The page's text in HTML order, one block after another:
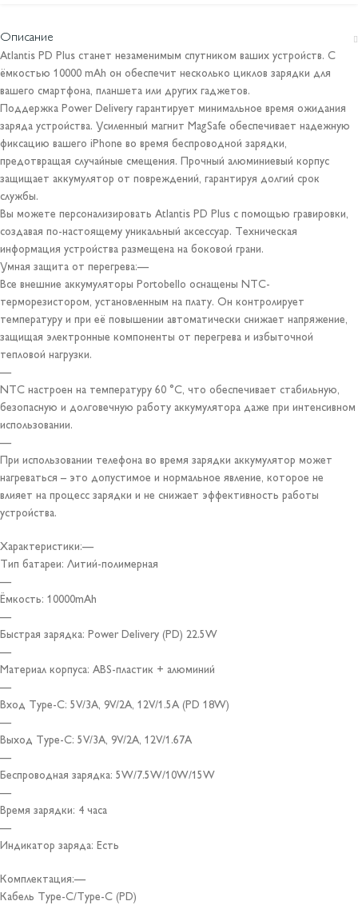
Описание
Atlantis PD Plus станет незаменимым спутником ваших устройств. С
ёмкостью 10000 mAh он обеспечит несколько циклов зарядки для
вашего смартфона, планшета или других гаджетов.
Поддержка Power Delivery гарантирует минимальное время ожидания
заряда устройства. Усиленный магнит MagSafe обеспечивает надежную
фиксацию вашего iPhone во время беспроводной зарядки,
предотвращая случайные смещения. Прочный алюминиевый корпус
защищает аккумулятор от повреждений, гарантируя долгий срок
службы.
Вы можете персонализировать Atlantis PD Plus с помощью гравировки,
создавая по-настоящему уникальный аксессуар. Техническая
информация устройства размещена на боковой грани.
Умная защита от перегрева:—
Все внешние аккумуляторы Portobello оснащены NTC-
терморезистором, установленным на плату. Он контролирует
температуру и при её повышении автоматически снижает напряжение,
защищая электронные компоненты от перегрева и избыточной
тепловой нагрузки.
—
NTC настроен на температуру 60 °C, что обеспечивает стабильную,
безопасную и долговечную работу аккумулятора даже при интенсивном
использовании.
—
При использовании телефона во время зарядки аккумулятор может
нагреваться – это допустимое и нормальное явление, которое не
влияет на процесс зарядки и не снижает эффективность работы
устройства.
Характеристики:—
Тип батареи: Литий-полимерная
—
Ёмкость: 10000mAh
—
Быстрая зарядка: Power Delivery (PD) 22.5W
—
Материал корпуса: ABS-пластик + алюминий
—
Вход Type-C: 5V/3А, 9V/2А, 12V/1.5А (PD 18W)
—
Выход Type-C: 5V/3А, 9V/2А, 12V/1.67А
—
Беспроводная зарядка: 5W/7.5W/10W/15W
—
Время зарядки: 4 часа
—
Индикатор заряда: Есть
Комплектация:—
Кабель Type-C/Type-C (PD)